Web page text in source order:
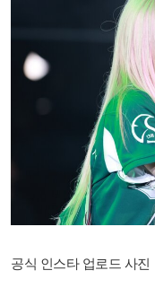
공식 인스타 업로드 사진